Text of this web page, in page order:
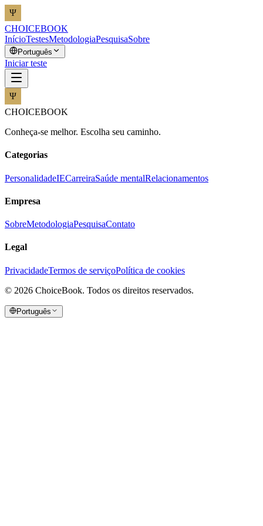
CHOICEBOOK
InícioTestesMetodologiaPesquisaSobre
Português
Iniciar teste
CHOICEBOOK
Conheça-se melhor. Escolha seu caminho.
Categorias
PersonalidadeIECarreiraSaúde mentalRelacionamentos
Empresa
SobreMetodologiaPesquisaContato
Legal
PrivacidadeTermos de serviçoPolítica de cookies
© 2026 ChoiceBook. Todos os direitos reservados.
Português